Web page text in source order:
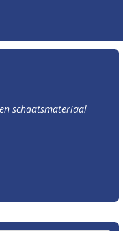
schaatsmateriaal